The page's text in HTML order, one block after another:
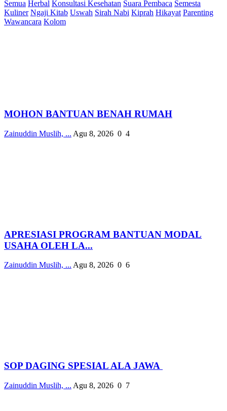
Semua Herbal Konsultasi Kesehatan Suara Pembaca Semesta
Kuliner Ngaji Kitab Uswah Sirah Nabi Kiprah Hikayat Parenting
Wawancara Kolom
MOHON BANTUAN BENAH RUMAH
Zainuddin Muslih, ... Agu 8, 2026 0 4
APRESIASI PROGRAM BANTUAN MODAL
USAHA OLEH LA...
Zainuddin Muslih, ... Agu 8, 2026 0 6
SOP DAGING SPESIAL ALA JAWA
Zainuddin Muslih, ... Agu 8, 2026 0 7